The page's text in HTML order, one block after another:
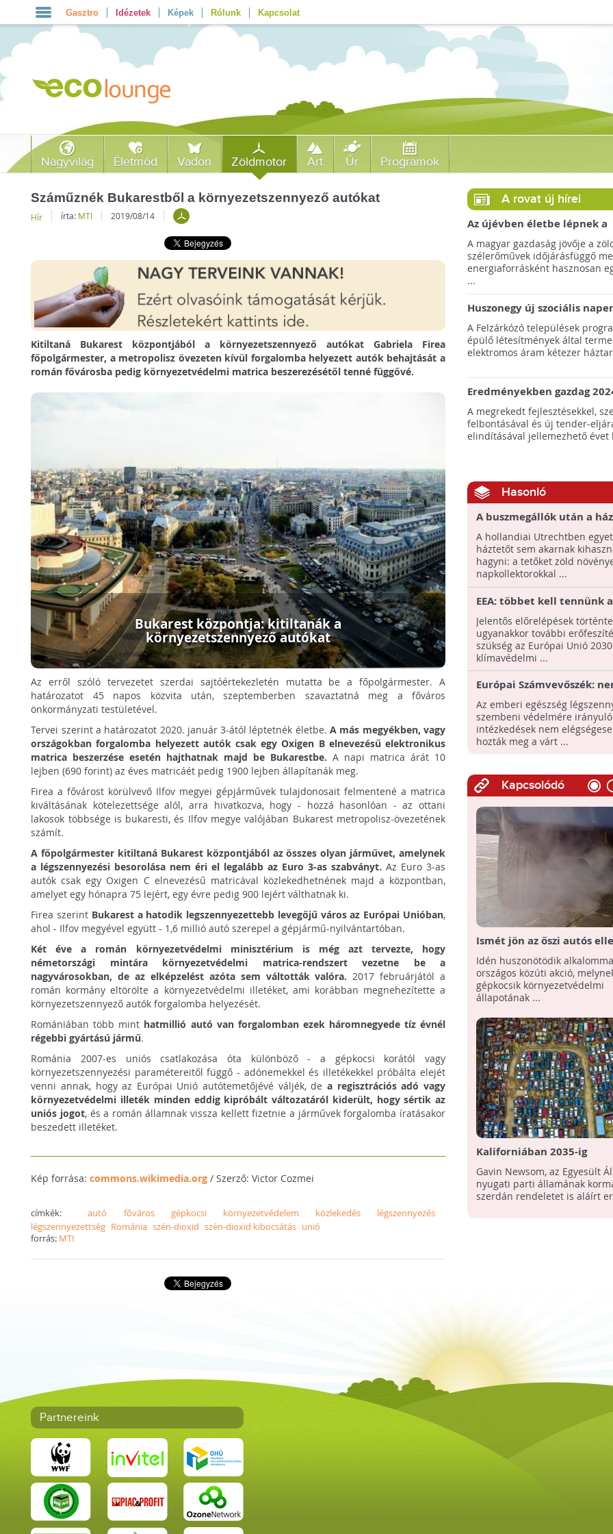
Gasztro Idézetek Képek Rólunk Kapcsolat
Nagyvilág Életmód Vadon Zöldmotor Art Űr Programok
Száműznék Bukarestből a környezetszennyező autókat
Hír írta: MTI 2019/08/14
Kitiltaná Bukarest központjából a környezetszennyező autókat Gabriela Firea
főpolgármester, a metropolisz övezeten kívül forgalomba helyezett autók behajtását a
román fővárosba pedig környezetvédelmi matrica beszerezésétől tenné függővé.
Bukarest központja: kitiltanák a
környezetszennyező autókat
Az erről szóló tervezetet szerdai sajtóértekezletén mutatta be a főpolgármester. A
határozatot 45 napos közvita után, szeptemberben szavaztatná meg a főváros
önkormányzati testületével.
Tervei szerint a határozatot 2020. január 3-ától léptetnék életbe.A más megyékben, vagy
országokban forgalomba helyezett autók csak egy Oxigen B elnevezésű elektronikus
matrica beszerzése esetén hajthatnak majd be Bukarestbe. A napi matrica árát 10
lejben (690 forint) az éves matricáét pedig 1900 lejben állapítanák meg.
Firea a fővárost körülvevő Ilfov megyei gépjárművek tulajdonosait felmentené a matrica
kiváltásának kötelezettsége alól, arra hivatkozva, hogy - hozzá hasonlóan - az ottani
lakosok többsége is bukaresti, és Ilfov megye valójában Bukarest metropolisz-övezetének
számít.
A főpolgármester kitiltaná Bukarest központjából az összes olyan járművet, amelynek
a légszennyezési besorolása nem éri el legalább az Euro 3-as szabványt. Az Euro 3-as
autók csak egy Oxigen C elnevezésű matricával közlekedhetnének majd a központban,
amelyet egy hónapra 75 lejért, egy évre pedig 900 lejért válthatnak ki.
Firea szerint Bukarest a hatodik legszennyezettebb levegőjű város az Európai Unióban,
ahol - Ilfov megyével együtt - 1,6 millió autó szerepel a gépjármű-nyilvántartóban.
Két éve a román környezetvédelmi minisztérium is még azt tervezte, hogy
németországi mintára környezetvédelmi matrica-rendszert vezetne be a
nagyvárosokban, de az elképzelést azóta sem váltották valóra. 2017 februárjától a
román kormány eltörölte a környezetvédelmi illetéket, ami korábban megnehezítette a
környezetszennyező autók forgalomba helyezését.
Romániában több mint hatmillió autó van forgalomban ezek háromnegyede tíz évnél
régebbi gyártású jármű.
Románia 2007-es uniós csatlakozása óta különböző - a gépkocsi korától vagy
környezetszennyezési paramétereitől függő - adónemekkel és illetékekkel próbálta elejét
venni annak, hogy az Európai Unió autótemetőjévé váljék, dea regisztrációs adó vagy
környezetvédelmi illeték minden eddig kipróbált változatáról kiderült, hogy sértik az
uniós jogot, és a román államnak vissza kellett fizetnie a járművek forgalomba íratásakor
beszedett illetéket.
Kép forrása:commons.wikimedia.org / Szerző: Victor Cozmei
címkék:autó főváros gépkocsi környezetvédelem közlekedés
légszennyezés
légszennyezettség Románia szén-dioxid szén-dioxid kibocsátás unió
forrás: MTI
A rovat új hírei
Az újévben életbe lépnek a
szélerőművek telepítését
megkönnyítő rendelkezések
A magyar gazdaság jövője a
szélerőművek időjárásfüggő
energiaforrásként hasznosan
...
Huszonegy új szociális
hátrányos helyzetű
külterületén!
A Felzárkózó települések
épülő létesítmények által
elektromos áram kétezer
Eredményekben gazdag
az amerikai tengeri
A megrekedt fejlesztésekkel,
felbontásával és új tender-
elindításával jellemezhető évet
Hasonló
A buszmegállók után a
kizöldülnek Utrechtben!
A hollandiai Utrechtben
háztetőt sem akarnak
hagyni: a tetőket zöld
napkollektorokkal ...
EEA: többet kell tennünk
2030-as klímavédelmi
célkitűzéseinek
Jelentős előrelépések
ugyanakkor további
szükség az Európai Unió
klímavédelmi ...
Európai Számvevőszék:
elégségesek a
uniós intézkedések
Az emberi egészség
szembeni védelmére
intézkedések nem
hozták meg a várt ...
Kapcsolódó
Ismét jön az őszi autós
kiszűrik a
kocsikat
Idén huszonötödik
országos közúti akció,
gépkocsik környezetvédelmi
állapotának ...
Kaliforniában 2035-ig
megszüntetik a benzinnel
a dízel, valamint a hibrid
gépjárművek
Gavin Newsom, az Egyesült
nyugati parti államának
szerdán rendeletet is aláírt
Partnereink